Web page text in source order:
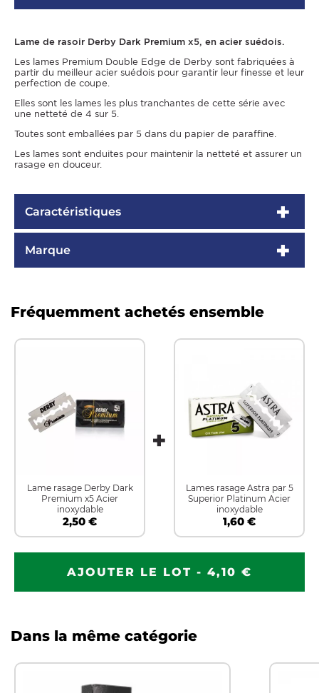
Lame de rasoir Derby Dark Premium x5, en acier suédois.
Les lames Premium Double Edge de Derby sont fabriquées à
partir du meilleur acier suédois pour garantir leur finesse et leur
perfection de coupe.
Elles sont les lames les plus tranchantes de cette série avec
une netteté de 4 sur 5.
Toutes sont emballées par 5 dans du papier de paraffine.
Les lames sont enduites pour maintenir la netteté et assurer un
rasage en douceur.
Caractéristiques
Marque
Fréquemment achetés ensemble
Lame rasage Derby Dark
Premium x5 Acier
inoxydable
2,50 €
Lames rasage Astra par 5
Superior Platinum Acier
inoxydable
1,60 €
AJOUTER LE LOT - 4,10 €
Dans la même catégorie